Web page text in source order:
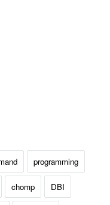
programming
chomp DBI